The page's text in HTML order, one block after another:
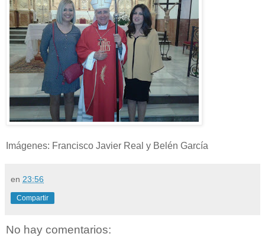
Imágenes: Francisco Javier Real y Belén García
en 23:56
Compartir
No hay comentarios: